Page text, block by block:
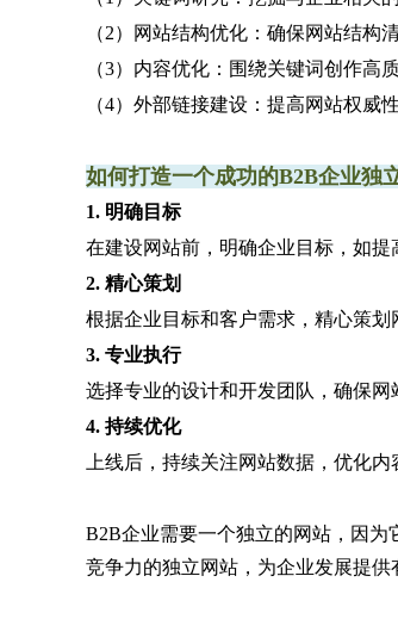
（2）网站结构优化：确保网站结构
（3）内容优化：围绕关键词创作高
（4）外部链接建设：提高网站权威
如何打造一个成功的B2B企业独
1. 明确目标
在建设网站前，明确企业目标，如提
2. 精心策划
根据企业目标和客户需求，精心策划
3. 专业执行
选择专业的设计和开发团队，确保网
4. 持续优化
上线后，持续关注网站数据，优化内
B2B企业需要一个独立的网站，因
竞争力的独立网站，为企业发展提